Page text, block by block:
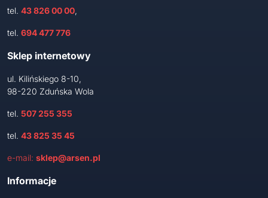
tel. 43 826 00 00,
tel. 694 477 776
Sklep internetowy
ul. Kilińskiego 8-10,
98-220 Zduńska Wola
tel. 507 255 355
tel. 43 825 35 45
e-mail: sklep@arsen.pl
Informacje